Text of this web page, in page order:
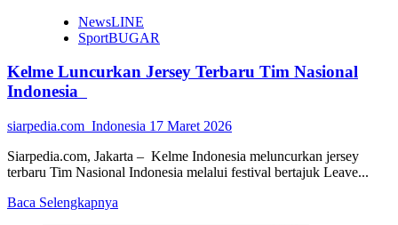
about
Lebaran
Begini
NewsLINE
SportBUGAR
Kelme Luncurkan Jersey Terbaru Tim Nasional
Indonesia
siarpedia.com_Indonesia 17 Maret 2026
Siarpedia.com, Jakarta – Kelme Indonesia meluncurkan jersey
terbaru Tim Nasional Indonesia melalui festival bertajuk Leave...
Baca Selengkapnya